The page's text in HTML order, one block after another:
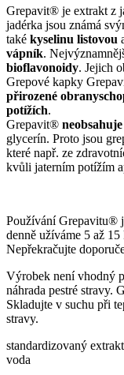
Grepavit® je extrakt z
jadérka jsou známá
také kyselinu listovou
vápník.
bioflavonoidy. Jejich
Grepové kapky
přirozené
potížích.
Grepavit®
glycerín. Proto jsou
které např. ze
kvůli jaterním potížím
Používání Grepavitu®
denně užíváme 5 až
Nepřekračujte
Výrobek není vhodný
náhrada pestré stravy.
Skladujte v suchu při
stravy.
standardizovaný
voda